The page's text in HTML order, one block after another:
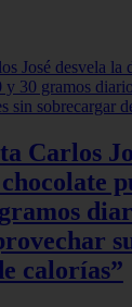
Carlos
calorías”